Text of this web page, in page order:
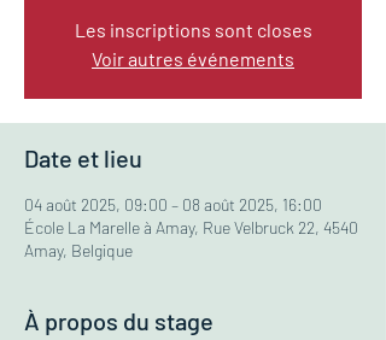
Les inscriptions sont closes
Voir autres événements
Date et lieu
04 août 2025, 09:00 – 08 août 2025, 16:00
École La Marelle à Amay, Rue Velbruck 22, 4540
Amay, Belgique
À propos du stage